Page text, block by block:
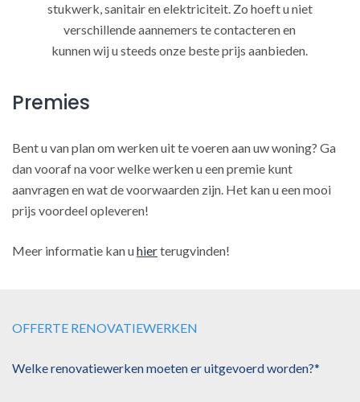
stukwerk, sanitair en elektriciteit. Zo hoeft u niet
verschillende aannemers te contacteren en
kunnen wij u steeds onze beste prijs aanbieden.
Premies
Bent u van plan om werken uit te voeren aan uw woning? Ga
dan vooraf na voor welke werken u een premie kunt
aanvragen en wat de voorwaarden zijn. Het kan u een mooi
prijs voordeel opleveren!
Meer informatie kan uhierterugvinden!
OFFERTE RENOVATIEWERKEN
Welke renovatiewerken moeten er uitgevoerd worden?*